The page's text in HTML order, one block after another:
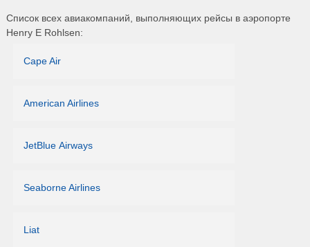
Список всех авиакомпаний, выполняющих рейсы в аэропорте
Henry E Rohlsen:
Cape Air
American Airlines
JetBlue Airways
Seaborne Airlines
Liat